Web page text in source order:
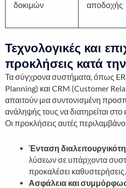
δοκιμών
αποδοχής
Τεχνολογικές και
προκλήσεις κατά
Τα σύγχρονα συστήματα, όπως
Planning) και CRM (Customer
απαιτούν μια συντονισμένη
ανάληψής τους να διατηρείται
Οι προκλήσεις αυτές
Ένταση
λύσεων σε υπάρχοντα
προκαλέσει καθυστερήσεις.
Ασφάλεια και